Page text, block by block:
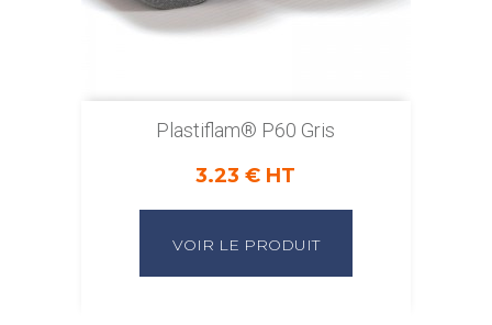
Plastiflam® P60 Gris
3.23 € HT
VOIR LE PRODUIT